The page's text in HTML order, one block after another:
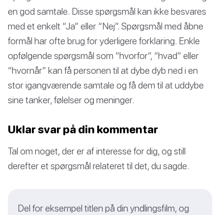
en god samtale. Disse spørgsmål kan ikke besvares
med et enkelt “Ja” eller “Nej”. Spørgsmål med åbne
formål har ofte brug for yderligere forklaring. Enkle
opfølgende spørgsmål som “hvorfor”, “hvad” eller
“hvornår” kan få personen til at dybe dyb ned i en
stor igangværende samtale og få dem til at uddybe
sine tanker, følelser og meninger.
Uklar svar på din kommentar
Tal om noget, der er af interesse for dig, og still
derefter et spørgsmål relateret til det, du sagde.
Del for eksempel titlen på din yndlingsfilm, og